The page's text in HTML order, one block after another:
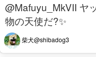
@Mafuyu_MkVII ヤ
物の天使だ?✨
柴犬@shibadog3